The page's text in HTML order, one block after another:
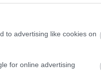
to advertising like cookies on
for online advertising